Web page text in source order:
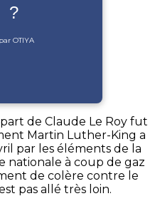
?
OTIYA
de Claude Le Roy fut
Martin Luther-King a
par les éléments de la
nationale à coup de gaz
de colère contre le
pas allé très loin.